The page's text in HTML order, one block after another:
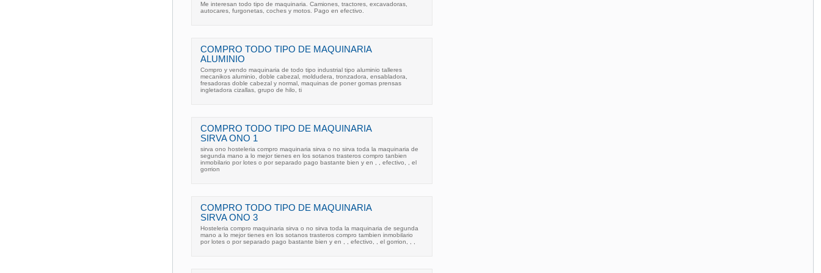
Me interesan todo tipo de maquinaria. Camiones, tractores, excavadoras,
autocares, furgonetas, coches y motos. Pago en efectivo.
COMPRO TODO TIPO DE MAQUINARIA
ALUMINIO
Compro y vendo maquinaria de todo tipo industrial tipo aluminio talleres
mecanikos aluminio, doble cabezal, moldudera, tronzadora, ensabladora,
fresadoras doble cabezal y normal, maquinas de poner gomas prensas
ingletadora cizallas, grupo de hilo, ti
COMPRO TODO TIPO DE MAQUINARIA
SIRVA ONO 1
sirva ono hosteleria compro maquinaria sirva o no sirva toda la maquinaria de
segunda mano a lo mejor tienes en los sotanos trasteros compro tanbien
inmobilario por lotes o por separado pago bastante bien y en , , efectivo, , el
gorrion
COMPRO TODO TIPO DE MAQUINARIA
SIRVA ONO 3
Hosteleria compro maquinaria sirva o no sirva toda la maquinaria de segunda
mano a lo mejor tienes en los sotanos trasteros compro tambien inmobilario
por lotes o por separado pago bastante bien y en , , efectivo, , el gorrion, , ,